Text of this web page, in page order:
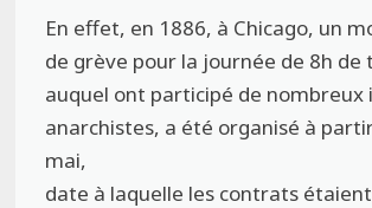
En effet, en 1886, à Chicago, un
de grève pour la journée de 8h de
auquel ont participé de nombreux
anarchistes, a été organisé à
mai,
date à laquelle les contrats